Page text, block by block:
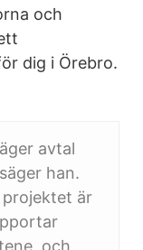
och
dig i Örebro.
avtal
han.
projektet är
och